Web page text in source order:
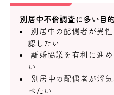
別居中不倫調査に多い目的
別居中の配偶者が異
認したい
離婚協議を有利に進
い
別居中の配偶者が浮
べたい